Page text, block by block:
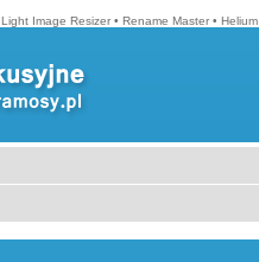
Light Image Resizer • Rename Master • Helium